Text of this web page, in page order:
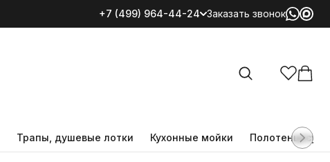
+7 (499) 964-44-24 Заказать звонок
Трапы, душевые лотки Кухонные мойки